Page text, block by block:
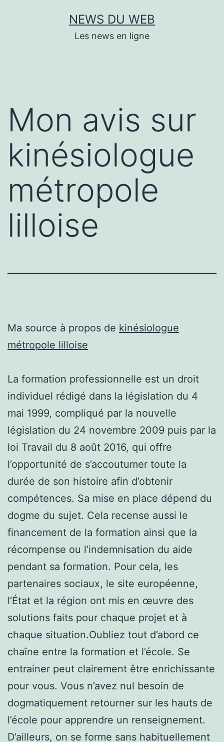
NEWS DU WEB
Les news en ligne
Mon avis sur
kinésiologue
métropole
lilloise
Ma source à propos de kinésiologue
métropole lilloise
La formation professionnelle est un droit
individuel rédigé dans la législation du 4
mai 1999, compliqué par la nouvelle
législation du 24 novembre 2009 puis par la
loi Travail du 8 août 2016, qui offre
l’opportunité de s’accoutumer toute la
durée de son histoire afin d’obtenir
compétences. Sa mise en place dépend du
dogme du sujet. Cela recense aussi le
financement de la formation ainsi que la
récompense ou l’indemnisation du aide
pendant sa formation. Pour cela, les
partenaires sociaux, le site européenne,
l’État et la région ont mis en œuvre des
solutions faits pour chaque projet et à
chaque situation.Oubliez tout d’abord ce
chaîne entre la formation et l’école. Se
entrainer peut clairement être enrichissante
pour vous. Vous n’avez nul besoin de
dogmatiquement retourner sur les hauts de
l’école pour apprendre un renseignement.
D’ailleurs, on se forme sans habituellement